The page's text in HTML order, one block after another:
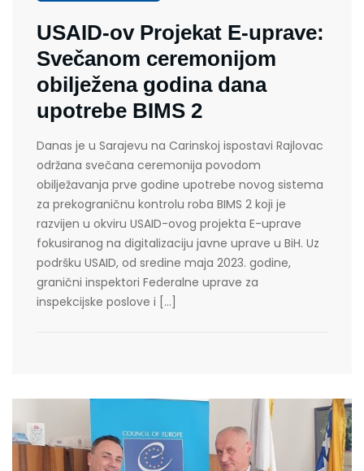
USAID-ov Projekat E-uprave:
Svečanom ceremonijom
obilježena godina dana
upotrebe BIMS 2
Danas je u Sarajevu na Carinskoj ispostavi Rajlovac
održana svečana ceremonija povodom
obilježavanja prve godine upotrebe novog sistema
za prekograničnu kontrolu roba BIMS 2 koji je
razvijen u okviru USAID-ovog projekta E-uprave
fokusiranog na digitalizaciju javne uprave u BiH. Uz
podršku USAID, od sredine maja 2023. godine,
granični inspektori Federalne uprave za
inspekcijske poslove i […]